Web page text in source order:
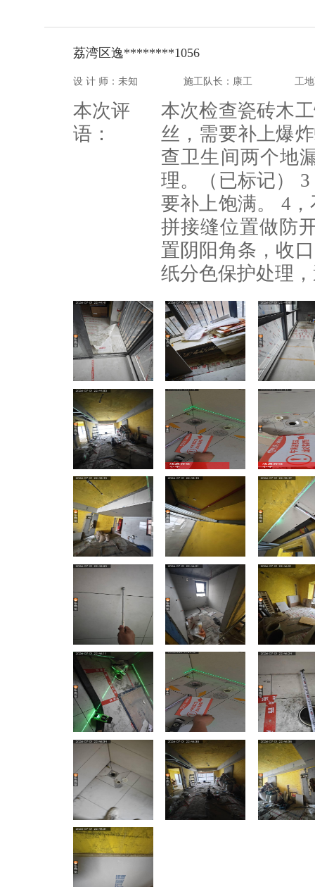
荔湾区逸********1056
设 计 师：未知 施工队长：康工 工
本次评
语：
本次检查瓷砖木
丝，需要补上爆
查卫生间两个地
理。（已标记）
要补上饱满。 4
拼接缝位置做防
置阴阳角条，收
纸分色保护处理